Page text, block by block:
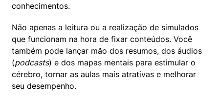
conhecimentos.
Não apenas a leitura ou a realização de simulados
que funcionam na hora de fixar conteúdos. Você
também pode lançar mão dos resumos, dos áudios
(podcasts) e dos mapas mentais para estimular o
cérebro, tornar as aulas mais atrativas e melhorar
seu desempenho.